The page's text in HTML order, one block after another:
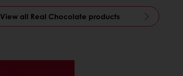
View all Real Chocolate products